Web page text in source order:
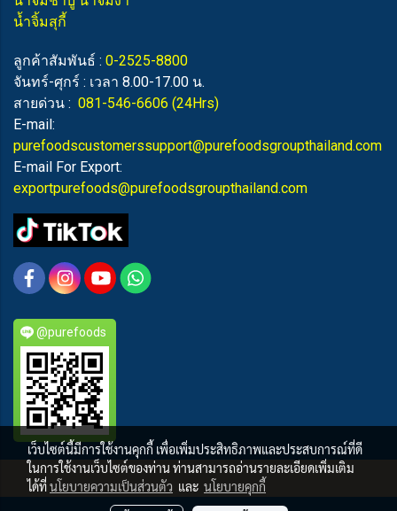
น้ำจิ้มสุกี้
ลูกค้าสัมพันธ์ : 0-2525-8800
จันทร์-ศุกร์ : เวลา 8.00-17.00 น.
สายด่วน : 081-546-6606 (24Hrs)
E-mail:
purefoodscustomerssupport@purefoodsgroupthailand.com
E-mail For Export:
exportpurefoods@purefoodsgroupthailand.com
@purefoods
PUREFOODS
เว็บไซต์นี้มีการใช้งานคุกกี้ เพื่อเพิ่มประสิทธิภาพและประสบการณ์ที่ดี
ในการใช้งานเว็บไซต์ของท่าน ท่านสามารถอ่านรายละเอียดเพิ่มเติม
ได้ที่นโยบายความเป็นส่วนตัว และ นโยบายคุกกี้